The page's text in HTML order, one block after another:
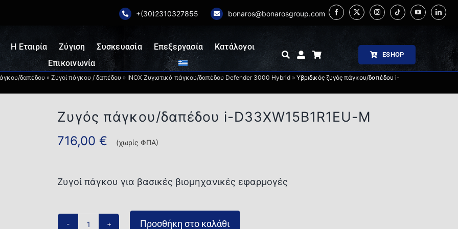
+(30)2310327855 bonaros@bonarosgroup.com
Η Εταιρία Ζύγιση Συσκευασία Επεξεργασία
Κατάλογοι
Επικοινωνία
ESHOP
δαπέδου » Ζυγοί πάγκου / δαπέδου » INOX Ζυγιστικά πάγκου/δαπέδου Defender 3000 Hybrid» Υβριδικός ζυγός πάγκου/δαπέδου i-
Ζυγός πάγκου/δαπέδου i-D33XW15B1R1EU-M
716,00 € (χωρίς ΦΠΑ)
Ζυγοί πάγκου για βασικές βιομηχανικές εφαρμογές
Προσθήκη στο καλάθι